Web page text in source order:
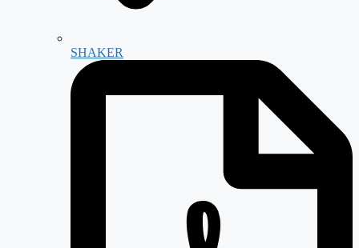
SHAKER